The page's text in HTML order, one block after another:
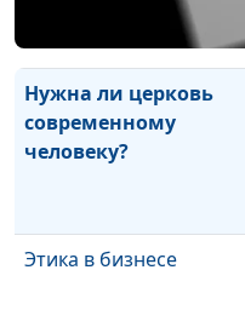
Нужна ли церковь
современному
человеку?
Этика в бизнесе